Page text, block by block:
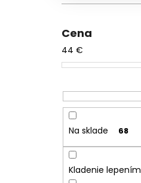
Cena
44 €
Na sklade 68
Kladenie lepením